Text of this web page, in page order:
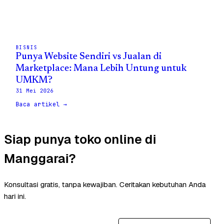
BISNIS
Punya Website Sendiri vs Jualan di
Marketplace: Mana Lebih Untung untuk
UMKM?
31 Mei 2026
Baca artikel →
Siap punya toko online di
Manggarai?
Konsultasi gratis, tanpa kewajiban. Ceritakan kebutuhan Anda
hari ini.